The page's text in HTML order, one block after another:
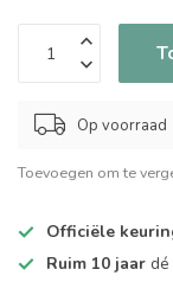
Op voorraad
Toevoegen om te
Officiële
Ruim 10 jaar